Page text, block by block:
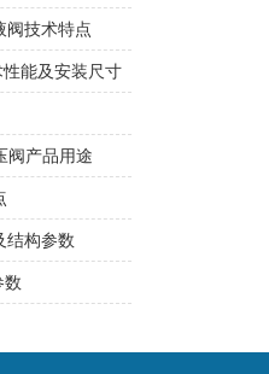
阀技术特点
能及安装尺寸
阀产品用途
结构参数
数